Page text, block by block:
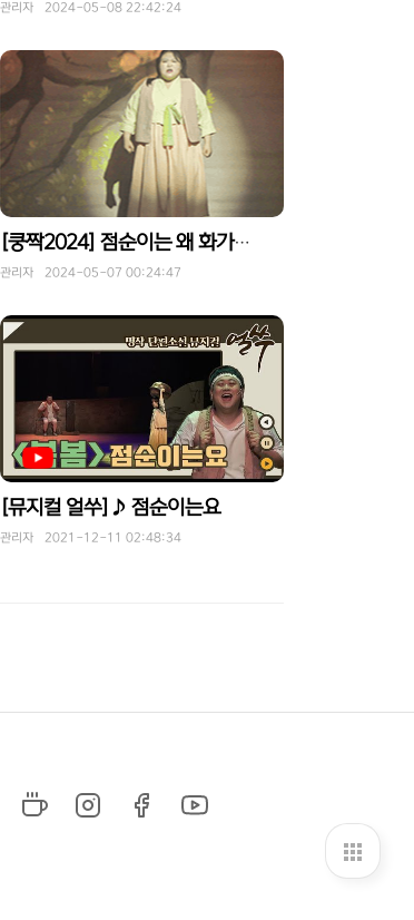
관리자 2024-05-08 22:42:24
[쿵짝2024] 점순이는 왜 화가났을까?
관리자 2024-05-07 00:24:47
[뮤지컬 얼쑤]♪ 점순이는요
관리자 2021-12-11 02:48:34